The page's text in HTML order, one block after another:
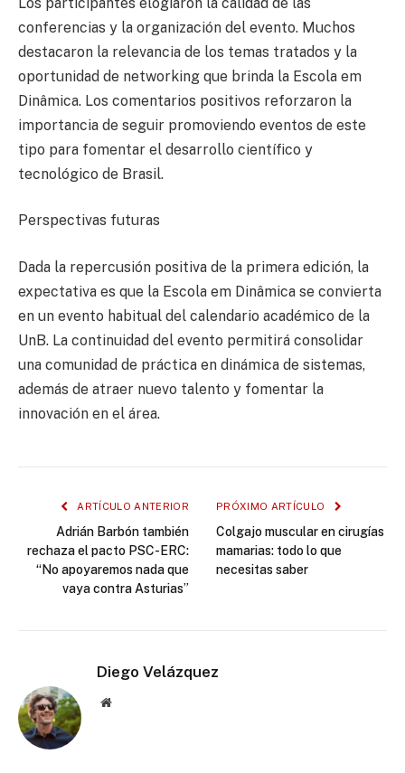
conferencias y la organización del evento. Muchos
destacaron la relevancia de los temas tratados y la
oportunidad de networking que brinda la Escola em
Dinâmica. Los comentarios positivos reforzaron la
importancia de seguir promoviendo eventos de este
tipo para fomentar el desarrollo científico y
tecnológico de Brasil.
Perspectivas futuras
Dada la repercusión positiva de la primera edición, la
expectativa es que la Escola em Dinâmica se convierta
en un evento habitual del calendario académico de la
UnB. La continuidad del evento permitirá consolidar
una comunidad de práctica en dinámica de sistemas,
además de atraer nuevo talento y fomentar la
innovación en el área.
ARTÍCULO ANTERIOR
Adrián Barbón también
rechaza el pacto PSC-ERC:
“No apoyaremos nada que
vaya contra Asturias”
PRÓXIMO ARTÍCULO
Colgajo muscular en cirugías
mamarias: todo lo que
necesitas saber
Diego Velázquez
Website